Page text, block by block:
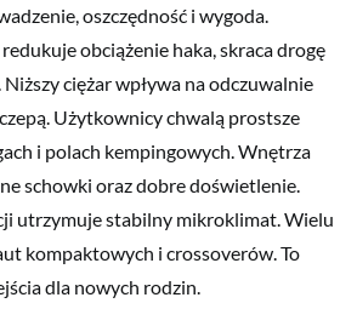
oszczędność i wygoda.
obciążenie haka, skraca drogę
ciężar wpływa na odczuwalnie
Użytkownicy chwalą prostsze
i polach kempingowych. Wnętrza
schowki oraz dobre doświetlenie.
utrzymuje stabilny mikroklimat. Wielu
kompaktowych i crossoverów. To
dla nowych rodzin.